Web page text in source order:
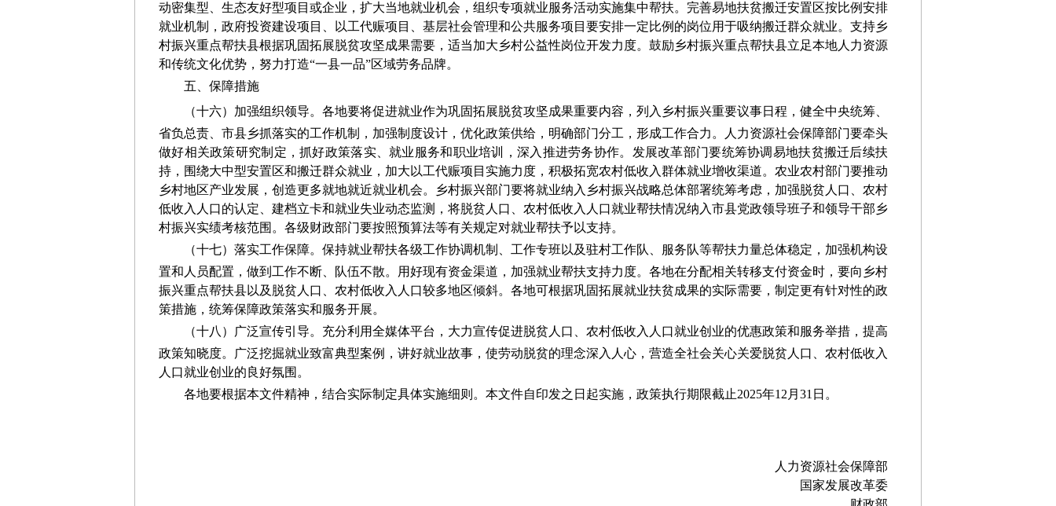
动密集型、生态友好型项目或企业，扩大当地就业机会， 组织专项就业服务活动实施集中帮扶。 完善易地扶贫搬迁安置区按比例安排
就业机制，政府投资建设项目、以工代赈项目、基层社会管理和公共服务项目要安排一定比例的岗位用于吸纳搬迁群众就业。支持乡
村振兴重点帮扶县根据巩固拓展脱贫攻坚成果需要，适当加大乡村公益性岗位开发力度。鼓励乡村振兴重点帮扶县立足本地人力资源
和传统文化优势，努力打造“一县一品”区域劳务品牌。
五、保障措施
（十六）加强组织领导。 各地要将促进就业作为巩固拓展脱贫攻坚成果重要内容，列入 乡村振兴重要议事日程， 健全中央统筹、
省负总责、市县乡抓落实的工作机制， 加强制度设计，优化政策供给，明确部门分工，形成工作合力。人力资源社会保障部门要牵头
做好相关政策研究制定，抓好政策落实、就业服务和职业培训，深入推进劳务协作。发展改革部门要统筹协调易地扶贫搬迁后续扶
持，围绕大中型安置区和搬迁群众就业，加大 以工代赈项目 实施力度，积极拓宽农村低收入群体就业增收渠道。 农业农村部门要推动
乡村地区产业发展，创造更多就地就近就业机会。
乡村振兴部门要将就业纳入乡村振兴战略总体部署统筹考虑 ，加强脱贫人口、农村
低收入人口的认定、建档立卡和就业失业动态监测，将脱贫人口、农村低收入人口就业帮扶情况纳入市县党政领导班子和领导干部乡
村振兴实绩考核范围。 各级财政部门要按照预算法等有关规定对就业帮扶予以支持。
（十七）落实工作保障。 保持就业帮扶各级工作协调机制、工作专班以及驻村工作队、服务队等帮扶力量总体稳定，加强机构设
置和人员配置，做到工作不断、队伍不散。用好现有资金渠道 ，加强就业帮扶支持力度。各地在分配相关转移支付资金时，要向 乡村
振兴重点帮扶县以及脱贫人口、农村低收入人口较多地区倾斜。各地可根据巩固拓展就业扶贫成果的实际需要，制定更有针对性的政
策措施，统筹保障政策落实和服务开展。
（十八）广泛宣传引导。 充分利用全媒体平台 ，大力宣传促进脱贫人口、农村低收入人口就业创业的优惠政策和服务举措，提高
政策知晓度。广泛挖掘就业致富典型案例，讲好就业故事， 使劳动脱贫的理念深入人心， 营造全社会关心关爱脱贫人口、农村低收入
人口就业创业的良好氛围。
各地要根据本文件精神，结合实际制定具体实施细则。本文件自印发之日起实施，政策执行期限截止2025年12月31日。
人力资源社会保障部
国家发展改革委